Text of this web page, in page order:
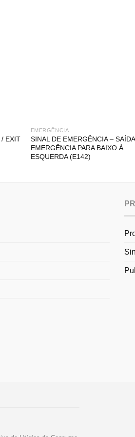
/ EXIT
EMERGÊNCIA
SINAL DE EMERGÊNCIA –
EMERGÊNCIA PARA BAIXO À
ESQUERDA (E142)